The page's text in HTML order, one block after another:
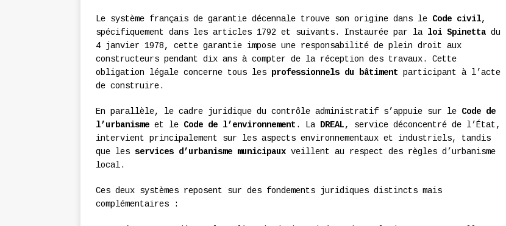
Le système français de garantie décennale trouve son origine dans le Code civil,
spécifiquement dans les articles 1792 et suivants. Instaurée par la loi Spinetta du
4 janvier 1978, cette garantie impose une responsabilité de plein droit aux
constructeurs pendant dix ans à compter de la réception des travaux. Cette
obligation légale concerne tous les professionnels du bâtiment participant à l’acte
de construire.
En parallèle, le cadre juridique du contrôle administratif s’appuie sur le Code de
l’urbanisme et le Code de l’environnement . La DREAL, service déconcentré de l’État,
intervient principalement sur les aspects environnementaux et industriels, tandis
que les services d’urbanisme municipaux veillent au respect des règles d’urbanisme
local.
Ces deux systèmes reposent sur des fondements juridiques distincts mais
complémentaires :